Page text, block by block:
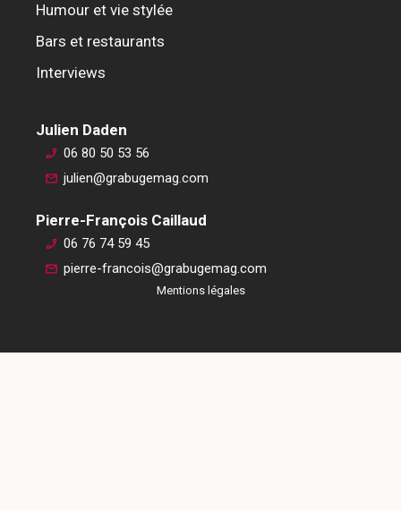
Humour et vie stylée
Bars et restaurants
Interviews
Julien Daden
06 80 50 53 56
julien@grabugemag.com
Pierre-François Caillaud
06 76 74 59 45
pierre-francois@grabugemag.com
Mentions légales